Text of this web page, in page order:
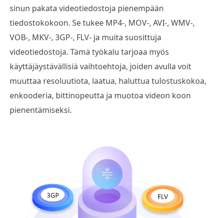
sinun pakata videotiedostoja pienempään
tiedostokokoon. Se tukee MP4-, MOV-, AVI-, WMV-,
VOB-, MKV-, 3GP-, FLV- ja muita suosittuja
videotiedostoja. Tämä työkalu tarjoaa myös
käyttäjäystävällisiä vaihtoehtoja, joiden avulla voit
muuttaa resoluutiota, laatua, haluttua tulostuskokoa,
enkooderia, bittinopeutta ja muotoa videon koon
pienentämiseksi.